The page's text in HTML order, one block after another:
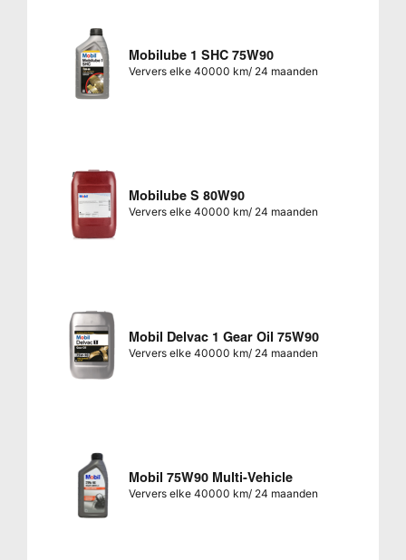
Mobilube 1 SHC 75W90
Ververs elke 40000 km/ 24 maanden
Mobilube S 80W90
Ververs elke 40000 km/ 24 maanden
Mobil Delvac 1 Gear Oil 75W90
Ververs elke 40000 km/ 24 maanden
Mobil 75W90 Multi-Vehicle
Ververs elke 40000 km/ 24 maanden